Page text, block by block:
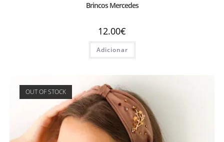
Brincos Mercedes
12.00€
Adicionar
OUT OF STOCK